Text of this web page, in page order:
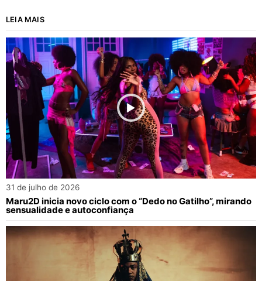
LEIA MAIS
31 de julho de 2026
Maru2D inicia novo ciclo com o “Dedo no Gatilho”, mirando
sensualidade e autoconfiança